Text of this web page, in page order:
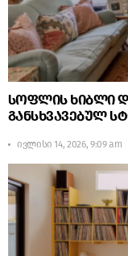
სოფლის ხიბლი
განსხვავებულ
ივლისი 14, 2026, 9:09 am